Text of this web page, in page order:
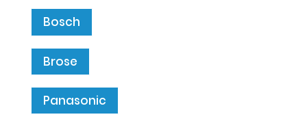
Bosch
Brose
Panasonic